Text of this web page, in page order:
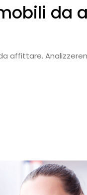
da
affittare.